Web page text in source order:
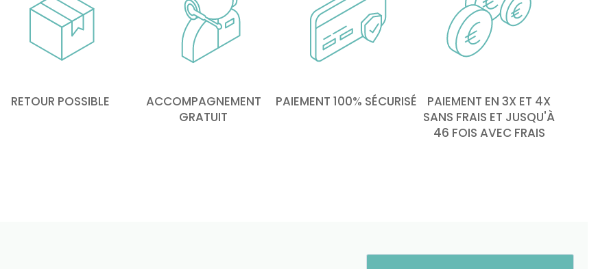
RETOUR POSSIBLE
ACCOMPAGNEMENT
GRATUIT
PAIEMENT 100% SÉCURISÉ
PAIEMENT EN 3X ET 4X
SANS FRAIS ET JUSQU'À
46 FOIS AVEC FRAIS